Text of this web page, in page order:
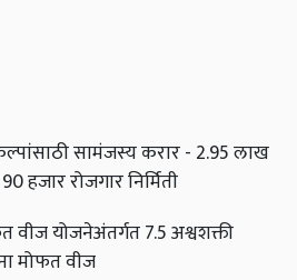
सामंजस्य करार - 2.95 लाख
रोजगार निर्मिती
वीज योजनेअंतर्गत 7.5 अश्वशक्ती
मोफत वीज